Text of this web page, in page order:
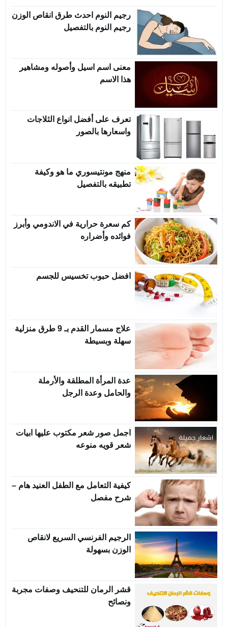
رجيم النوم احدث طرق انقاص الوزن
رجيم النوم بالتفصيل
معنى اسم اسيل وأصوله ومشاهير
هذا الاسم
تعرف على أفضل انواع الثلاجات
واسعارها بالصور
منهج مونتيسوري ما هو وكيفة
تطبيقه بالتفصيل
كم سعرة حرارية في الاندومي وأبرز
فوائده وأضراره
افضل حبوب تخسيس للجسم
علاج مسمار القدم بـ 9 طرق منزلية
سهلة وبسيطة
عدة المرأة المطلقة والأرملة
والحامل وعدة الرجل
اجمل صور شعر مكتوب عليها ابيات
شعر قويه منوعه
كيفية التعامل مع الطفل العنيد هام –
شرح مفصل
الرجيم الفرنسي السريع لانقاص
الوزن بسهولة
قشر الرمان للتنحيف وصفات مجربة
ونصائح